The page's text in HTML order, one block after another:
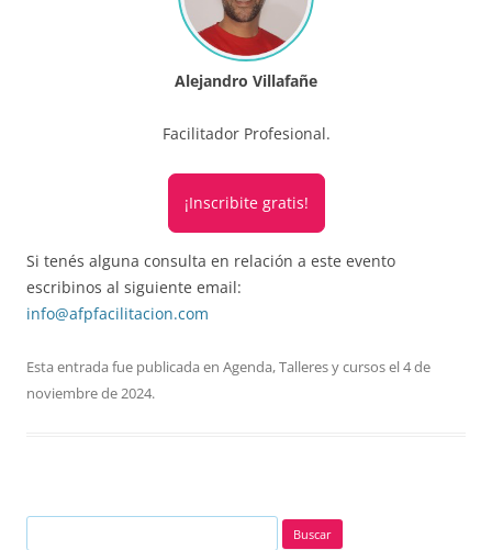
Alejandro Villafañe
Facilitador Profesional.
¡Inscribite gratis!
Si tenés alguna consulta en relación a este evento
escribinos al siguiente email:
info@afpfacilitacion.com
Esta entrada fue publicada en Agenda,Talleres y cursosel4 de
noviembre de 2024.